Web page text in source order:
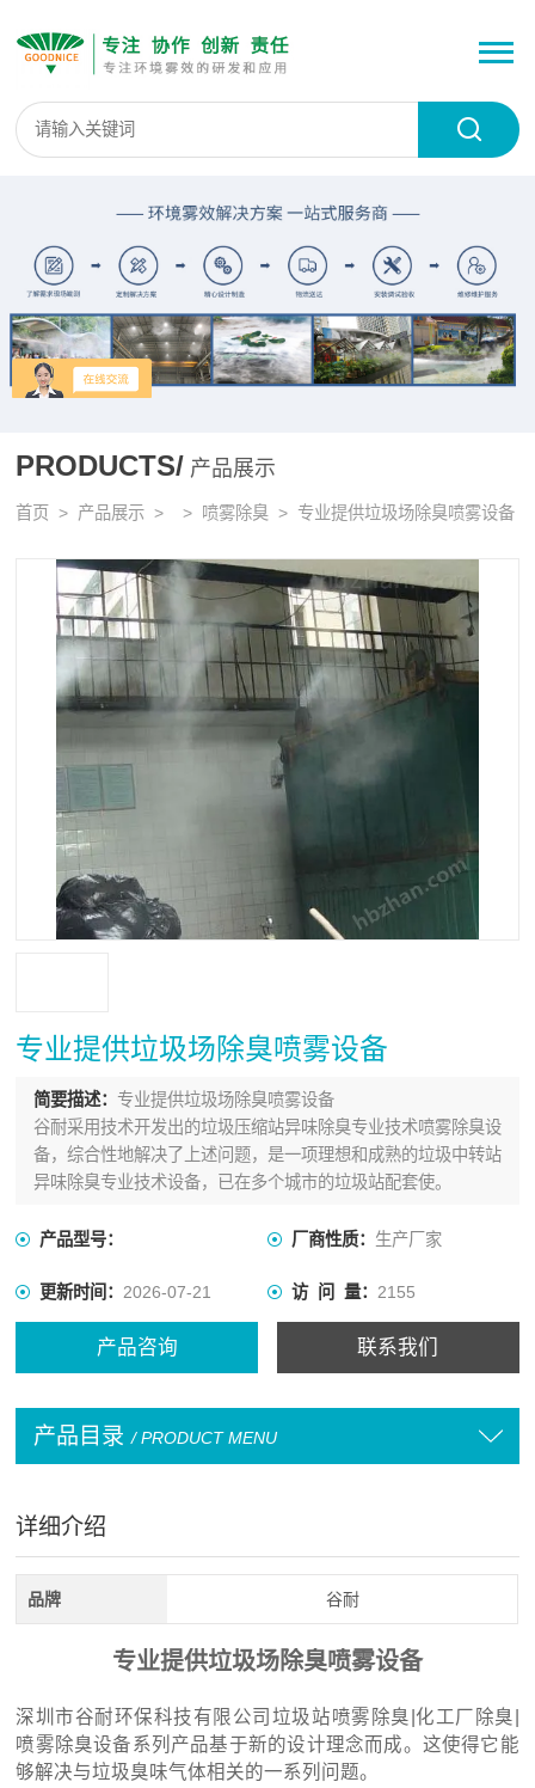
PRODUCTS/ 产品展示
首页 > 产品展示 > > 喷雾除臭 > 专业提供垃圾场除臭喷雾设备
专业提供垃圾场除臭喷雾设备
简要描述： 专业提供垃圾场除臭喷雾设备
谷耐采用技术开发出的垃圾压缩站异味除臭专业技术喷雾除臭设
备，综合性地解决了上述问题，是一项理想和成熟的垃圾中转站
异味除臭专业技术设备，已在多个城市的垃圾站配套使。
产品型号： 厂商性质： 生产厂家
更新时间：2026-07-21 访 问 量： 2155
产品咨询 联系我们
产品目录 / PRODUCT MENU
详细介绍
品牌 谷耐
专业提供垃圾场除臭喷雾设备
深圳市谷耐环保科技有限公司垃圾站喷雾除臭|化工厂除臭|
喷雾除臭设备系列产品基于新的设计理念而成。这使得它能
够解决与垃圾臭味气体相关的一系列问题。